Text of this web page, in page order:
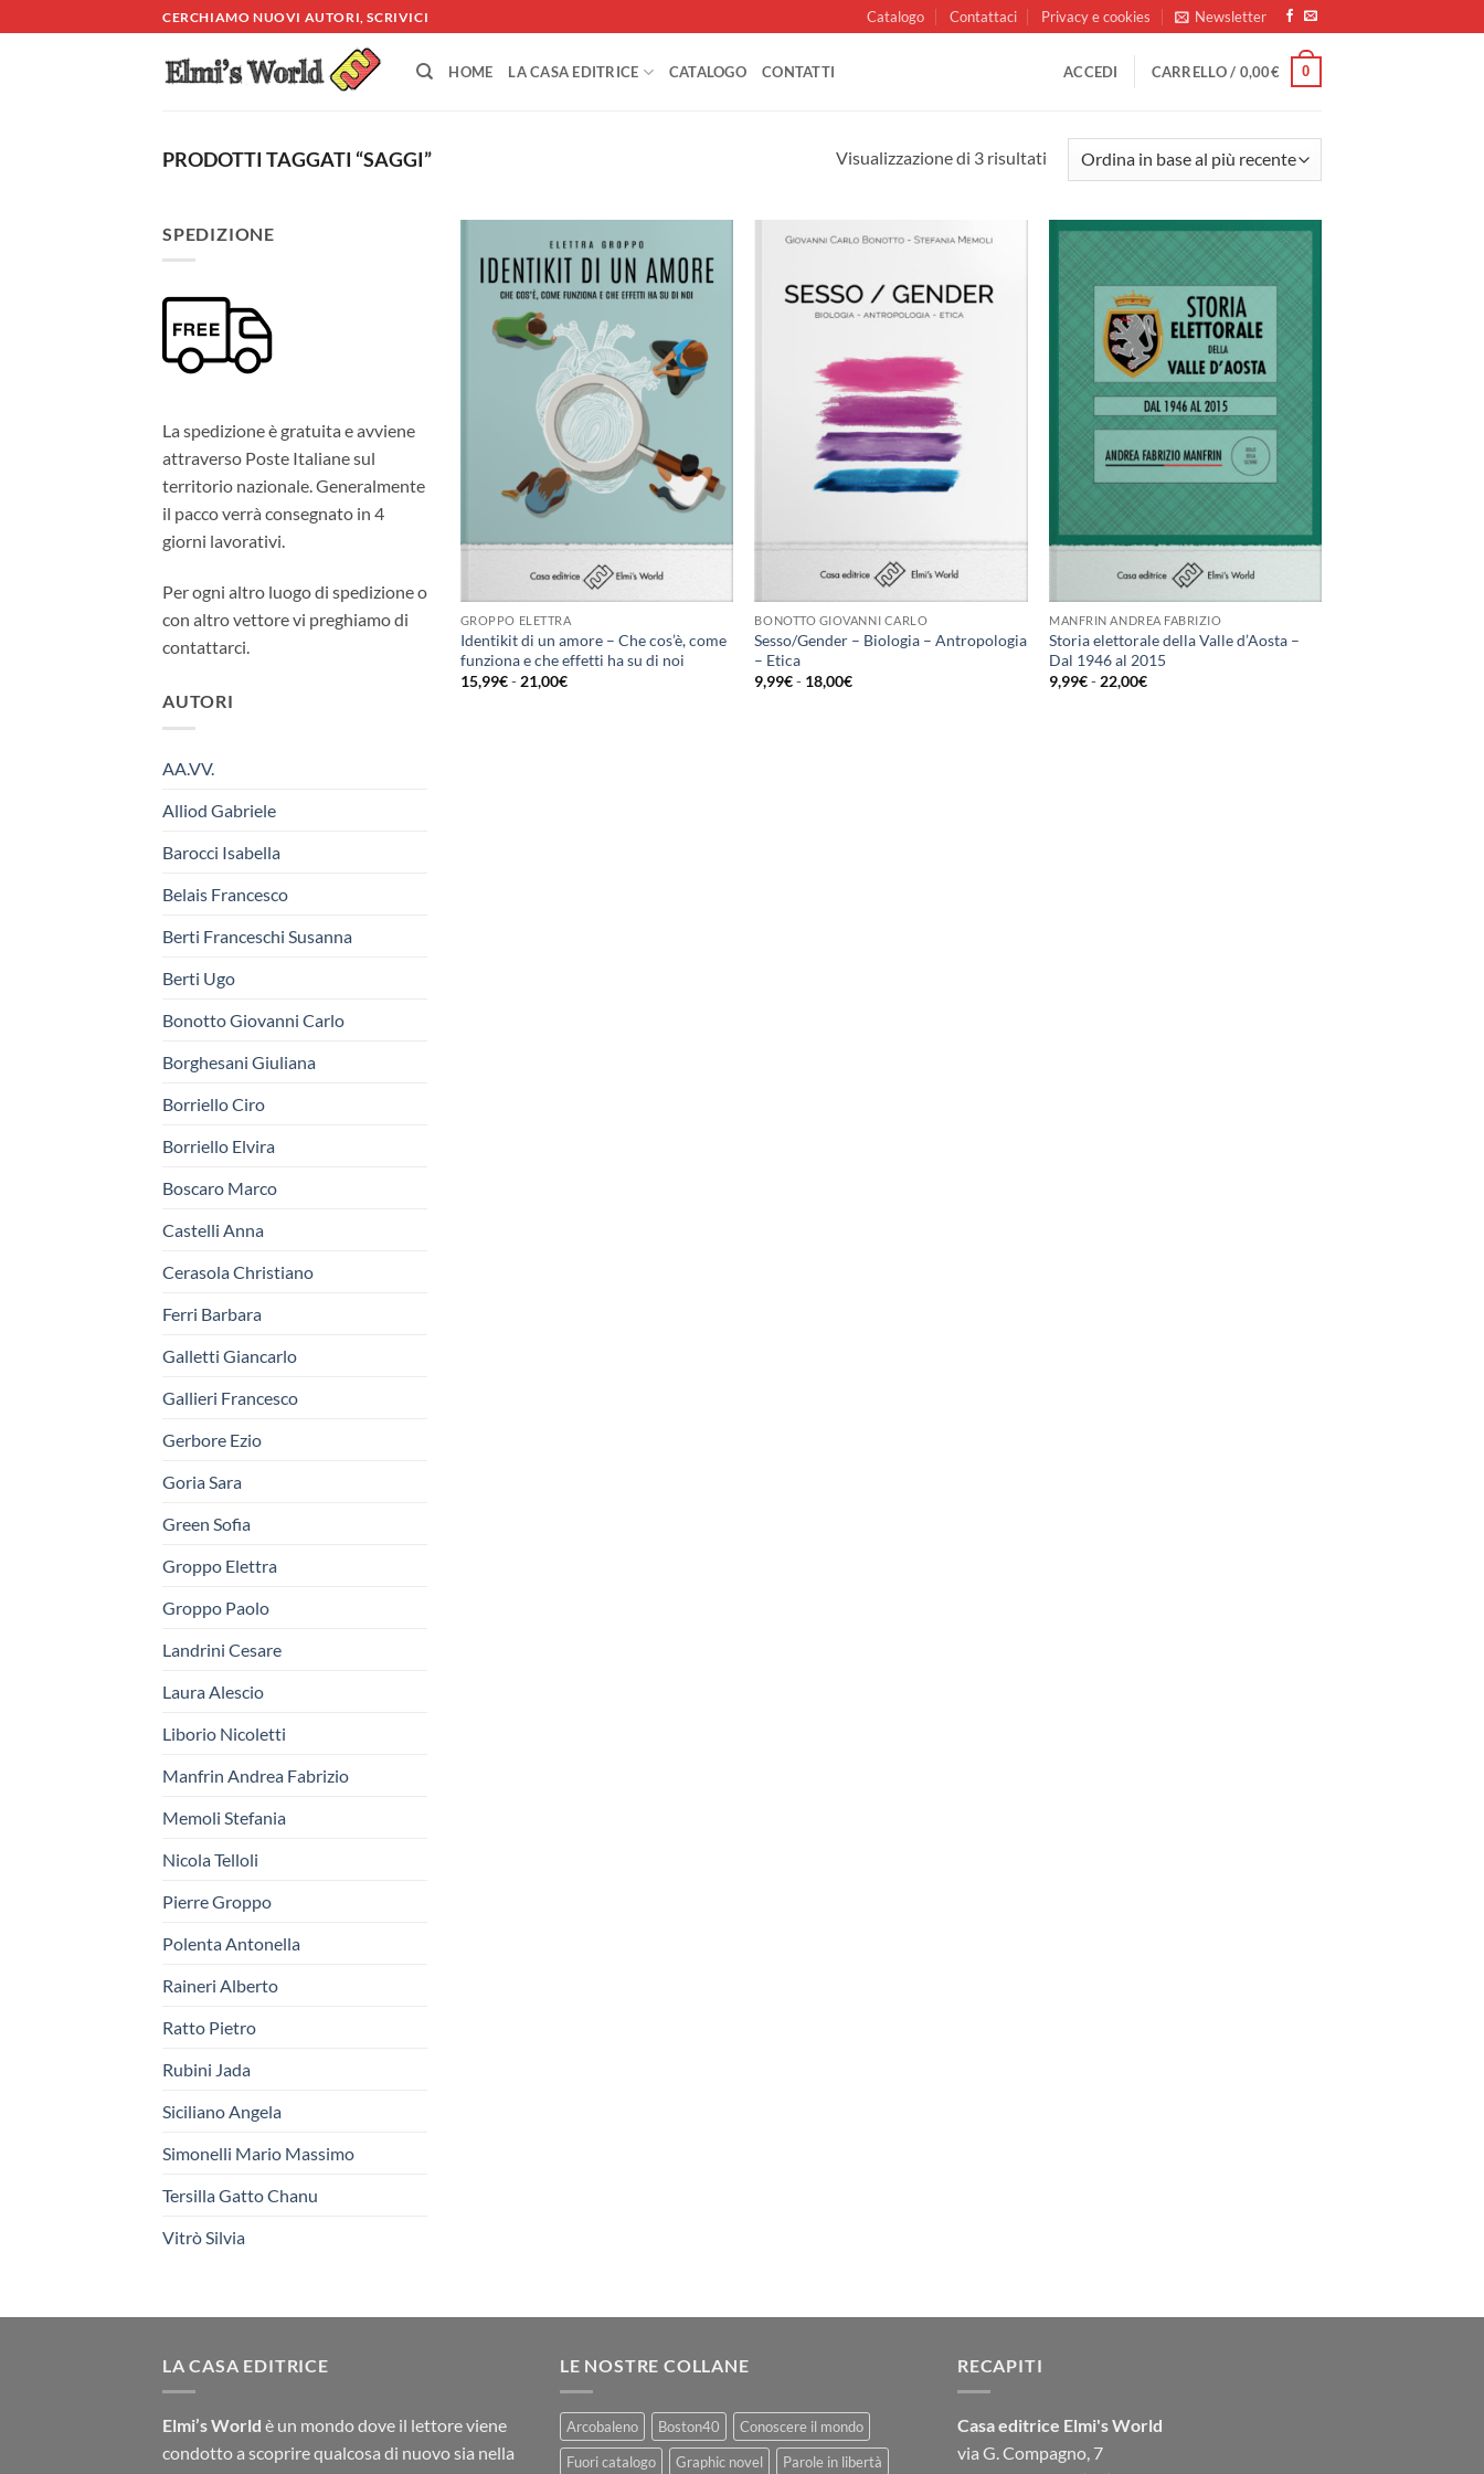
ai
CERCHIAMO NUOVI AUTORI, SCRIVICI Catalogo Contattaci Privacy e cookies Newsletter
HOME LA CASA EDITRICE CATALOGO CONTATTI ACCEDI CARRELLO / 0,00€ 0
PRODOTTI TAGGATI “SAGGI” Visualizzazione di 3 risultatiOrdina
più
recente
SPEDIZIONE
La spedizione è gratuita e avviene
attraverso Poste Italiane sul
territorio nazionale. Generalmente
il pacco verrà consegnato in 4
giorni lavorativi.
Per ogni altro luogo di spedizione o
con altro vettore vi preghiamo di
contattarci.
AUTORI
AA.VV.
Alliod Gabriele
Barocci Isabella
Belais Francesco
Berti Franceschi Susanna
Berti Ugo
Bonotto Giovanni Carlo
Borghesani Giuliana
Borriello Ciro
Borriello Elvira
Boscaro Marco
Castelli Anna
Cerasola Christiano
Ferri Barbara
Galletti Giancarlo
Gallieri Francesco
Gerbore Ezio
Goria Sara
Green Sofia
Groppo Elettra
Groppo Paolo
Landrini Cesare
Laura Alescio
Liborio Nicoletti
Manfrin Andrea Fabrizio
Memoli Stefania
Nicola Telloli
Pierre Groppo
Polenta Antonella
Raineri Alberto
Ratto Pietro
Rubini Jada
Siciliano Angela
Simonelli Mario Massimo
Tersilla Gatto Chanu
Vitrò Silvia
Aggiungi
alla lista
GROPPO ELETTRA
Identikit di un amore – Che cos’è, come
funziona e che effetti ha su di noi
15,99€- 21,00€Fascia
alla lista
BONOTTO GIOVANNI CARLO
Sesso/Gender – Biologia – Antropologia
– Etica
9,99€ - 18,00€Fascia
Aggiungi
alla lista
dei
desideri
MANFRIN ANDREA FABRIZIO
Storia elettorale della Valle d’Aosta –
Dal 1946 al 2015
9,99€- 22,00€Fascia
LA CASA EDITRICE
Elmi’s World è un mondo dove il lettore viene
condotto a scoprire qualcosa di nuovo sia nella
LE NOSTRE COLLANE
Arcobaleno Boston40
Conoscere il mondo
Fuori catalogo
Graphic novel Parole in libertà
RECAPITI
Casa editrice Elmi's World
via G. Compagno, 7